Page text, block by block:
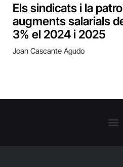
Els sindicats i la
augments salarials
3% el 2024 i 2025
Joan Cascante Agudo